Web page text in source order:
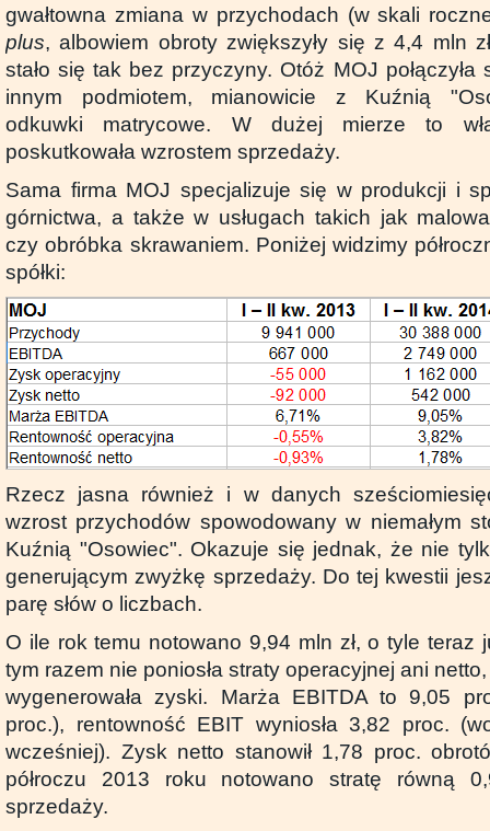
gwałtowna zmiana w przychodach (w skali
plus, albowiem obroty zwiększyły się z 4,4 mln
stało się tak bez przyczyny. Otóż MOJ
innym podmiotem, mianowicie z Kuźnią
odkuwki matrycowe. W dużej mierze to
poskutkowała wzrostem sprzedaży.
Sama firma MOJ specjalizuje się w produkcji i
górnictwa, a także w usługach takich jak
czy obróbka skrawaniem. Poniżej widzimy
spółki:
Rzecz jasna również i w danych
wzrost przychodów spowodowany w niemałym
Kuźnią "Osowiec". Okazuje się jednak, że nie
generującym zwyżkę sprzedaży. Do tej kwestii
parę słów o liczbach.
O ile rok temu notowano 9,94 mln zł, o tyle teraz
tym razem nie poniosła straty operacyjnej ani
wygenerowała zyski. Marża EBITDA to 9,05
proc.), rentowność EBIT wyniosła 3,82 proc.
wcześniej). Zysk netto stanowił 1,78 proc.
półroczu 2013 roku notowano stratę równą
sprzedaży.